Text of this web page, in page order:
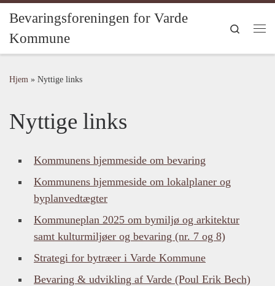
Fortsæt til indhold
Bevaringsforeningen for Varde
Kommune
Search
Hjem » Nyttige links
Nyttige links
Kommunens hjemmeside om bevaring
Kommunens hjemmeside om lokalplaner og
byplanvedtægter
Kommuneplan 2025 om bymiljø og arkitektur
samt kulturmiljøer og bevaring (nr. 7 og 8)
Strategi for bytræer i Varde Kommune
Bevaring & udvikling af Varde (Poul Erik Bech)